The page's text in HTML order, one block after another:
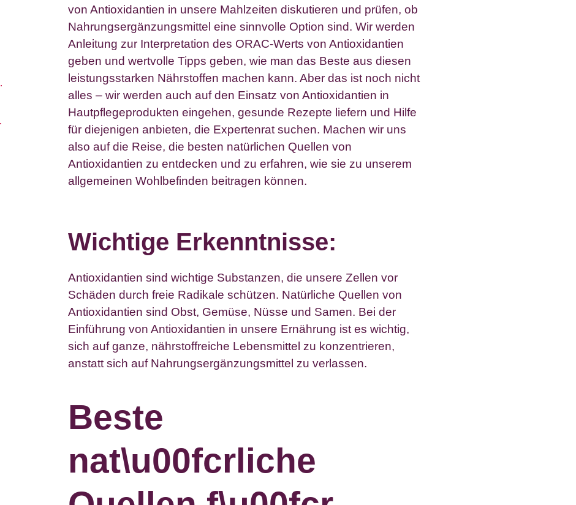
von Antioxidantien in unsere Mahlzeiten diskutieren und prüfen, ob
Nahrungsergänzungsmittel eine sinnvolle Option sind. Wir werden
Anleitung zur Interpretation des ORAC-Werts von Antioxidantien
geben und wertvolle Tipps geben, wie man das Beste aus diesen
leistungsstarken Nährstoffen machen kann. Aber das ist noch nicht
alles – wir werden auch auf den Einsatz von Antioxidantien in
Hautpflegeprodukten eingehen, gesunde Rezepte liefern und Hilfe
für diejenigen anbieten, die Expertenrat suchen. Machen wir uns
also auf die Reise, die besten natürlichen Quellen von
Antioxidantien zu entdecken und zu erfahren, wie sie zu unserem
allgemeinen Wohlbefinden beitragen können.
Wichtige Erkenntnisse:
Antioxidantien sind wichtige Substanzen, die unsere Zellen vor
Schäden durch freie Radikale schützen. Natürliche Quellen von
Antioxidantien sind Obst, Gemüse, Nüsse und Samen. Bei der
Einführung von Antioxidantien in unsere Ernährung ist es wichtig,
sich auf ganze, nährstoffreiche Lebensmittel zu konzentrieren,
anstatt sich auf Nahrungsergänzungsmittel zu verlassen.
Beste
nat\u00fcrliche